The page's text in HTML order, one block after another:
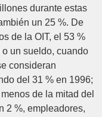
durante estas
un 25 %. De
de la OIT, el 53 %
un sueldo, cuando
consideran
del 31 % en 1996;
menos de la mitad del
2 %, empleadores,